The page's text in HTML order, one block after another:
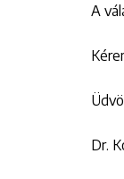
A
Dr.